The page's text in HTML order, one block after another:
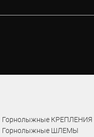
Горнолыжные КРЕПЛЕНИЯ
Горнолыжные ШЛЕМЫ